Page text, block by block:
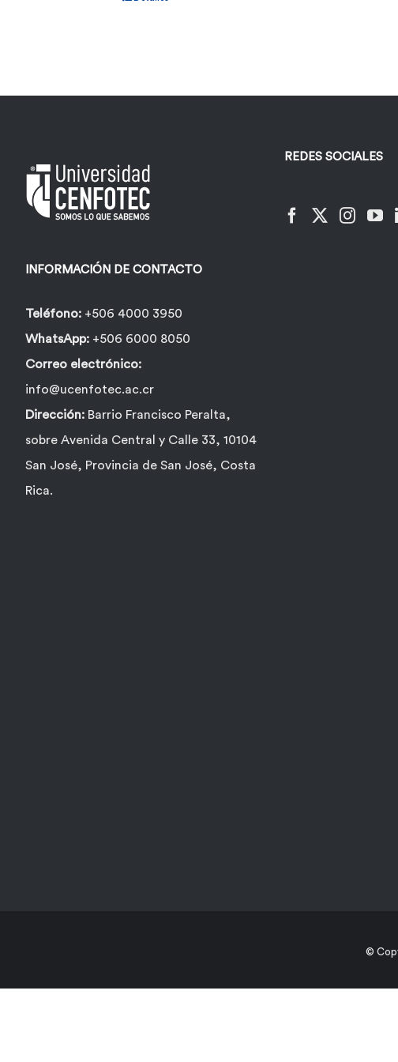
INFORMACIÓN DE CONTACTO
Teléfono: +506 4000 3950
WhatsApp: +506 6000 8050
Correo electrónico:
info@ucenfotec.ac.cr
Dirección: Barrio Francisco Peralta,
sobre Avenida Central y Calle 33, 10104
San José, Provincia de San José, Costa
Rica.
REDES SOCIALES
©